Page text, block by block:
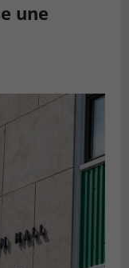
une